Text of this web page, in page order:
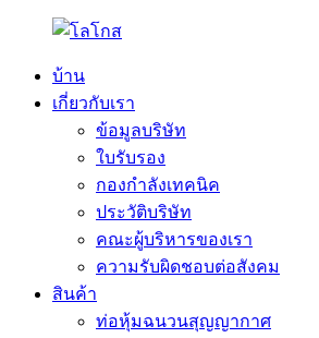
บ้าน
เกี่ยวกับเรา
ข้อมูลบริษัท
ใบรับรอง
กองกำลังเทคนิค
ประวัติบริษัท
คณะผู้บริหารของเรา
ความรับผิดชอบต่อสังคม
สินค้า
ท่อหุ้มฉนวนสุญญากาศ